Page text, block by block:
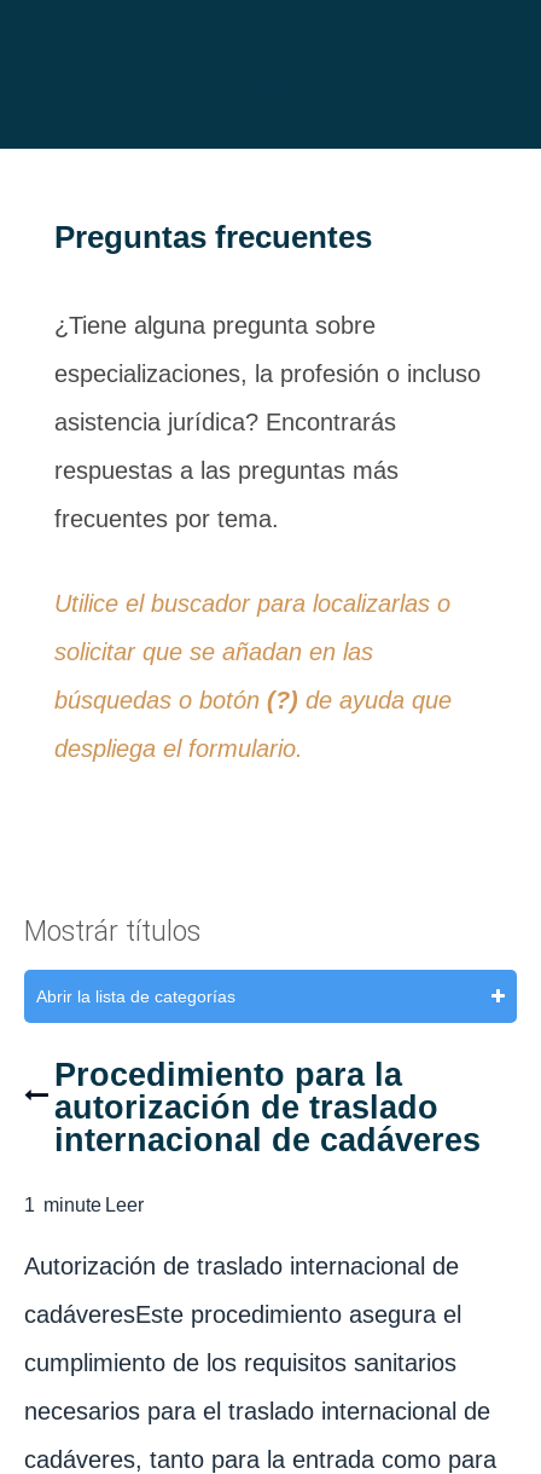
Preguntas frecuentes
¿Tiene alguna pregunta sobre
especializaciones, la profesión o incluso
asistencia jurídica? Encontrarás
respuestas a las preguntas más
frecuentes por tema.
Utilice el buscador para localizarlas o
solicitar que se añadan en las
búsquedas o botón (?) de ayuda que
despliega el formulario.
Mostrár títulos
Abrir la lista de categorías
Procedimiento para la
autorización de traslado
internacional de cadáveres
1 minute Leer
Autorización de traslado internacional de
cadáveresEste procedimiento asegura el
cumplimiento de los requisitos sanitarios
necesarios para el traslado internacional de
cadáveres, tanto para la entrada como para